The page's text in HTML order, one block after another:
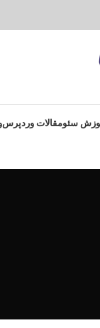
سئومقالات وردپرس